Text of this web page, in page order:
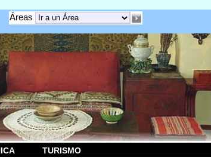
Áreas
TURISMO